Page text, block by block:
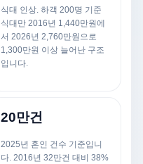
식대 인상. 하객 200명 기준
식대만 2016년 1,440만원에
서 2026년 2,760만원으로
1,300만원 이상 늘어난 구조
입니다.
20만건
2025년 혼인 건수 기준입니
다. 2016년 32만건 대비 38%